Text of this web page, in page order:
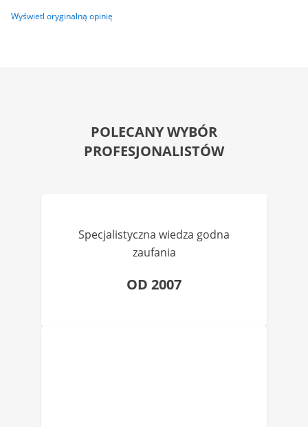
Wyświetl oryginalną opinię
POLECANY WYBÓR
PROFESJONALISTÓW
Specjalistyczna wiedza godna
zaufania
OD 2007